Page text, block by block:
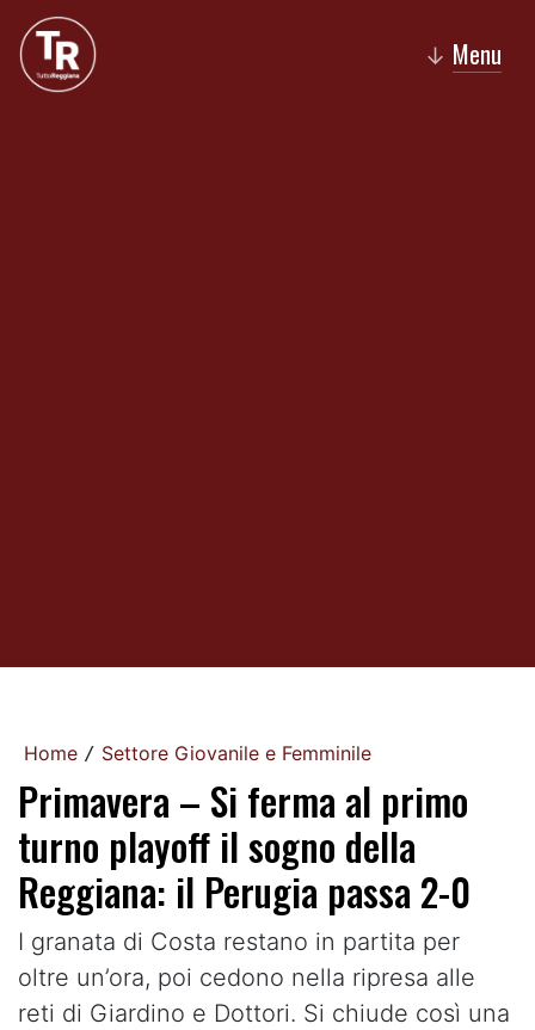
↓ Menu
Home / Settore Giovanile e Femminile
Primavera – Si ferma al primo
turno playoff il sogno della
Reggiana: il Perugia passa 2-0
I granata di Costa restano in partita per
oltre un’ora, poi cedono nella ripresa alle
reti di Giardino e Dottori. Si chiude così una